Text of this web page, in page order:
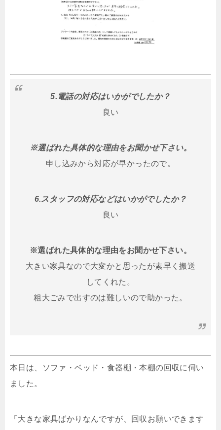
5.電話の対応はいかがでしたか？
良い
※選ばれた具体的な理由をお聞かせ下さい。
申し込みから対応が早かったので。
6.スタッフの対応などはいかがでしたか？
良い
※選ばれた具体的な理由をお聞かせ下さい。
大きい家具なので大変かと思ったが素早く搬送
してくれた。
粗大ごみで出すのは難しいので助かった。
本日は、ソファ・ベッド・食器棚・本棚の回収に伺い
ました。
「大きな家具ばかりなんですが、回収お願いできます